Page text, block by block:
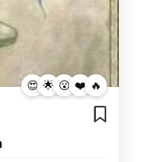
😍 🌟 😮 ❤️ 🔥